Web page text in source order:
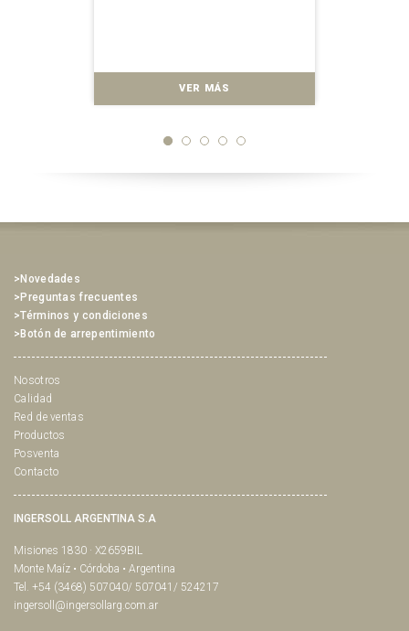
VER MÁS
>Novedades
>Preguntas frecuentes
>Términos y condiciones
>Botón de arrepentimiento
Nosotros
Calidad
Red de ventas
Productos
Posventa
Contacto
INGERSOLL ARGENTINA S.A
Misiones 1830 · X2659BIL
Monte Maíz • Córdoba • Argentina
Tel. +54 (3468) 507040/ 507041/ 524217
ingersoll@ingersollarg.com.ar